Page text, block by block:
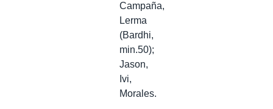
Campaña,
Lerma
(Bardhi,
min.50);
Jason,
Ivi,
Morales.